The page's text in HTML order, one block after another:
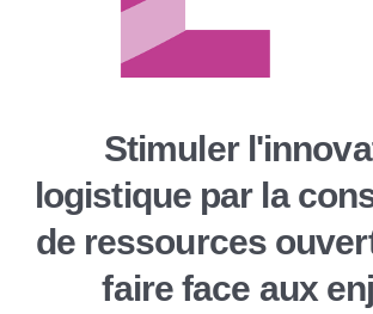
Stimuler
logistique par la
de ressources
faire face aux